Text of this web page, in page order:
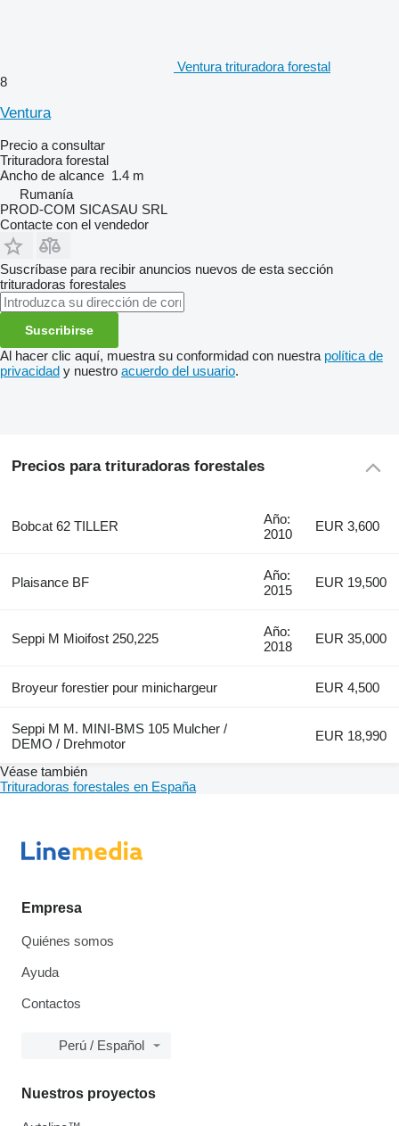
Ventura trituradora forestal
8
Ventura
Precio a consultar
Trituradora forestal
Ancho de alcance 1.4 m
Rumanía
PROD-COM SICASAU SRL
Contacte con el vendedor
Suscríbase para recibir anuncios nuevos de esta sección
trituradoras forestales
Suscribirse
Al hacer clic aquí, muestra su conformidad con nuestra política de
privacidad y nuestro acuerdo del usuario.
Precios para trituradoras forestales
Bobcat 62 TILLER
Año:
2010
EUR 3,600
Plaisance BF
Año:
2015
EUR 19,500
Seppi M Mioifost 250,225
Año:
2018
EUR 35,000
Broyeur forestier pour minichargeur EUR 4,500
Seppi M M. MINI-BMS 105 Mulcher /
DEMO / Drehmotor
EUR 18,990
Véase también
Trituradoras forestales en España
Empresa
Quiénes somos
Ayuda
Contactos
Perú / Español
Nuestros proyectos